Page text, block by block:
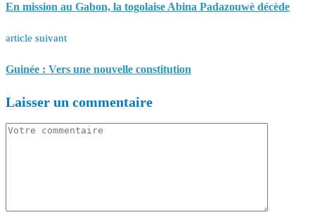
En mission au Gabon, la togolaise Abina Padazouwè décède
article suivant
Guinée : Vers une nouvelle constitution
Laisser un commentaire